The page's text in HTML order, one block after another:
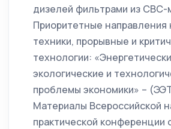
дизелей фильтрами из СВС-
Приоритетные направления
техники, прорывные и
технологии:
экологические и
проблемы экономики» –
Материалы Всероссийской
практической конференции